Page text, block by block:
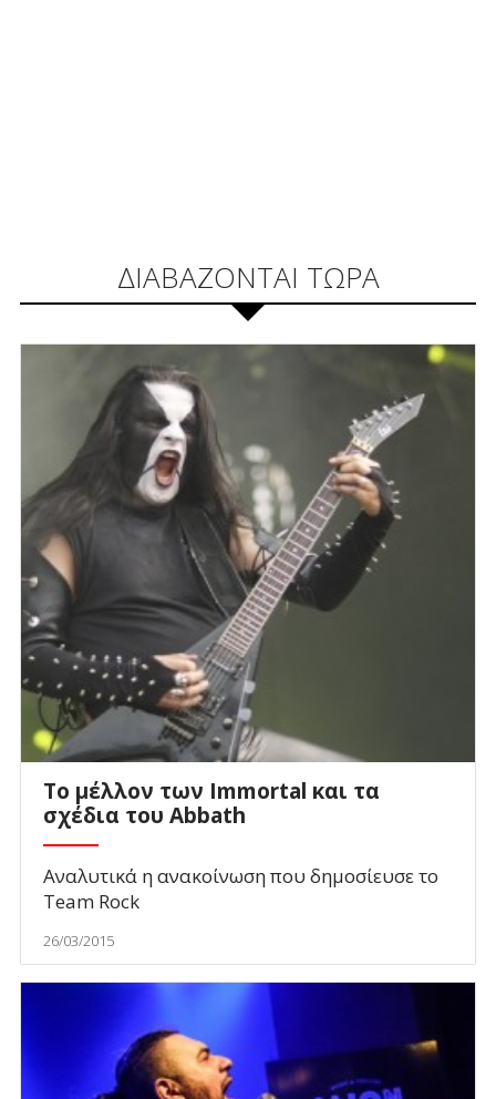
ΔΙΑΒΑΖΟΝΤΑΙ ΤΩΡΑ
Το μέλλον των Immortal και τα
σχέδια του Abbath
Αναλυτικά η ανακοίνωση που δημοσίευσε το
Team Rock
26/03/2015